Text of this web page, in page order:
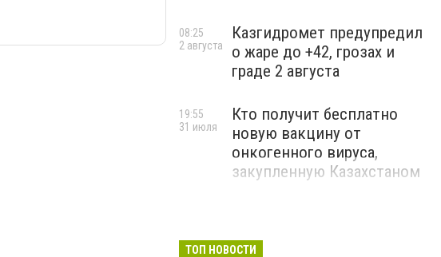
Казгидромет предупредил
о жаре до +42, грозах и
граде 2 августа
08:25
2 августа
Кто получит бесплатно
новую вакцину от
онкогенного вируса,
закупленную Казахстаном
19:55
31 июля
ТОП НОВОСТИ